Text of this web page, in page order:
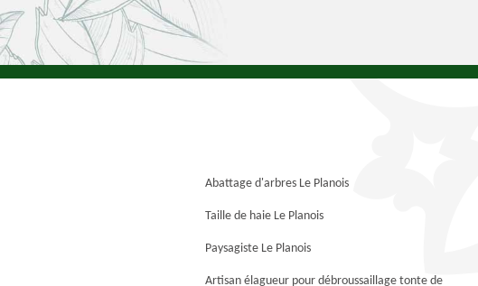
Abattage d'arbres Le Planois
Taille de haie Le Planois
Paysagiste Le Planois
Artisan élagueur pour débroussaillage tonte de